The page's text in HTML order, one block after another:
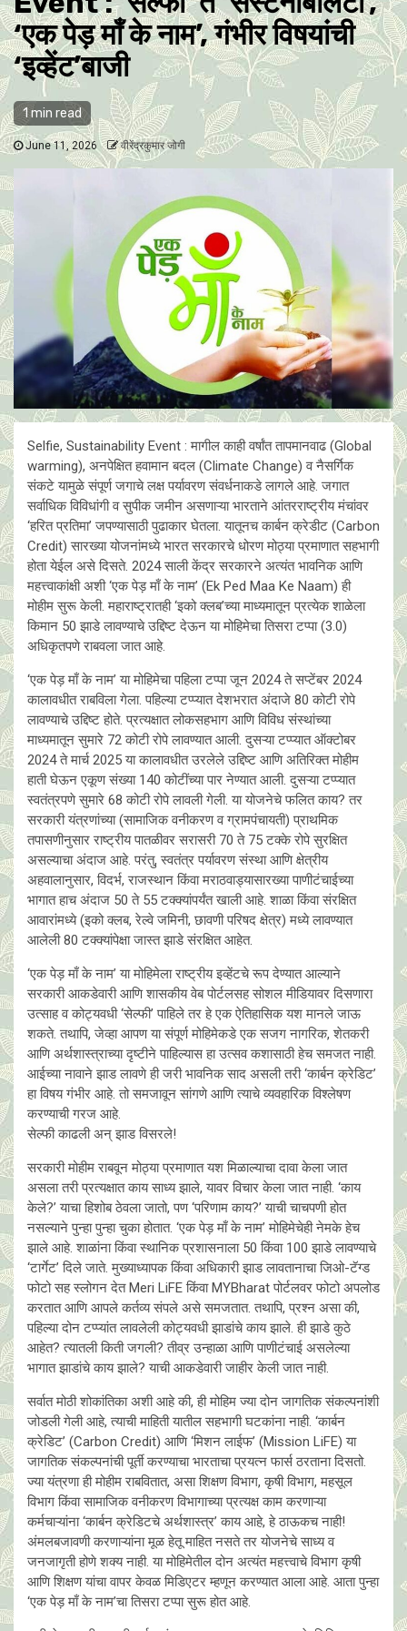
‘एक पेड़ माँ के नाम’, गंभीर विषयांची
‘इव्हेंट’बाजी
1 min read
June 11, 2026 वीरेंद्रकुमार जोगी
Selfie, Sustainability Event : मागील काही वर्षांत तापमानवाढ (Global
warming), अनपेक्षित हवामान बदल (Climate Change) व नैसर्गिक
संकटे यामुळे संपूर्ण जगाचे लक्ष पर्यावरण संवर्धनाकडे लागले आहे. जगात
सर्वाधिक विविधांगी व सुपीक जमीन असणाऱ्या भारताने आंतरराष्ट्रीय मंचांवर
‘हरित प्रतिमा’ जपण्यासाठी पुढाकार घेतला. यातूनच कार्बन क्रेडीट (Carbon
Credit) सारख्या योजनांमध्ये भारत सरकारचे धोरण मोठ्या प्रमाणात सहभागी
होता येईल असे दिसते. 2024 साली केंद्र सरकारने अत्यंत भावनिक आणि
महत्त्वाकांक्षी अशी ‘एक पेड़ माँ के नाम’ (Ek Ped Maa Ke Naam) ही
मोहीम सुरू केली. महाराष्ट्रातही ‘इको क्लब’च्या माध्यमातून प्रत्येक शाळेला
किमान 50 झाडे लावण्याचे उद्दिष्ट देऊन या मोहिमेचा तिसरा टप्पा (3.0)
अधिकृतपणे राबवला जात आहे.
‘एक पेड़ माँ के नाम’ या मोहिमेचा पहिला टप्पा जून 2024 ते सप्टेंबर 2024
कालावधीत राबविला गेला. पहिल्या टप्प्यात देशभरात अंदाजे 80 कोटी रोपे
लावण्याचे उद्दिष्ट होते. प्रत्यक्षात लोकसहभाग आणि विविध संस्थांच्या
माध्यमातून सुमारे 72 कोटी रोपे लावण्यात आली. दुसऱ्या टप्प्यात ऑक्टोबर
2024 ते मार्च 2025 या कालावधीत उरलेले उद्दिष्ट आणि अतिरिक्त मोहीम
हाती घेऊन एकूण संख्या 140 कोटींच्या पार नेण्यात आली. दुसऱ्या टप्प्यात
स्वतंत्रपणे सुमारे 68 कोटी रोपे लावली गेली. या योजनेचे फलित काय? तर
सरकारी यंत्रणांच्या (सामाजिक वनीकरण व ग्रामपंचायती) प्राथमिक
तपासणीनुसार राष्ट्रीय पातळीवर सरासरी 70 ते 75 टक्के रोपे सुरक्षित
असल्याचा अंदाज आहे. परंतु, स्वतंत्र पर्यावरण संस्था आणि क्षेत्रीय
अहवालानुसार, विदर्भ, राजस्थान किंवा मराठवाड्यासारख्या पाणीटंचाईच्या
भागात हाच अंदाज 50 ते 55 टक्क्यांपर्यंत खाली आहे. शाळा किंवा संरक्षित
आवारांमध्ये (इको क्लब, रेल्वे जमिनी, छावणी परिषद क्षेत्र) मध्ये लावण्यात
आलेली 80 टक्क्यांपेक्षा जास्त झाडे संरक्षित आहेत.
‘एक पेड़ माँ के नाम’ या मोहिमेला राष्ट्रीय इव्हेंटचे रूप देण्यात आल्याने
सरकारी आकडेवारी आणि शासकीय वेब पोर्टलसह सोशल मीडियावर दिसणारा
उत्साह व कोट्यवधी ‘सेल्फी’ पाहिले तर हे एक ऐतिहासिक यश मानले जाऊ
शकते. तथापि, जेव्हा आपण या संपूर्ण मोहिमेकडे एक सजग नागरिक, शेतकरी
आणि अर्थशास्त्राच्या दृष्टीने पाहिल्यास हा उत्सव कशासाठी हेच समजत नाही.
आईच्या नावाने झाड लावणे ही जरी भावनिक साद असली तरी ‘कार्बन क्रेडिट’
हा विषय गंभीर आहे. तो समजावून सांगणे आणि त्याचे व्यवहारिक विश्लेषण
करण्याची गरज आहे.
सेल्फी काढली अन् झाड विसरले!
सरकारी मोहीम राबवून मोठ्या प्रमाणात यश मिळाल्याचा दावा केला जात
असला तरी प्रत्यक्षात काय साध्य झाले, यावर विचार केला जात नाही. ‘काय
केले?’ याचा हिशोब ठेवला जातो, पण ‘परिणाम काय?’ याची चाचपणी होत
नसल्याने पुन्हा पुन्हा चुका होतात. ‘एक पेड़ माँ के नाम’ मोहिमेचेही नेमके हेच
झाले आहे. शाळांना किंवा स्थानिक प्रशासनाला 50 किंवा 100 झाडे लावण्याचे
‘टार्गेट’ दिले जाते. मुख्याध्यापक किंवा अधिकारी झाड लावतानाचा जिओ-टॅग्ड
फोटो सह स्लोगन देत Meri LiFE किंवा MYBharat पोर्टलवर फोटो अपलोड
करतात आणि आपले कर्तव्य संपले असे समजतात. तथापि, प्रश्न असा की,
पहिल्या दोन टप्प्यांत लावलेली कोट्यवधी झाडांचे काय झाले. ही झाडे कुठे
आहेत? त्यातली किती जगली? तीव्र उन्हाळा आणि पाणीटंचाई असलेल्या
भागात झाडांचे काय झाले? याची आकडेवारी जाहीर केली जात नाही.
सर्वात मोठी शोकांतिका अशी आहे की, ही मोहिम ज्या दोन जागतिक संकल्पनांशी
जोडली गेली आहे, त्याची माहिती यातील सहभागी घटकांना नाही. ‘कार्बन
क्रेडिट’ (Carbon Credit) आणि ‘मिशन लाईफ’ (Mission LiFE) या
जागतिक संकल्पनांची पूर्ती करण्याचा भारताचा प्रयत्न फार्स ठरताना दिसतो.
ज्या यंत्रणा ही मोहीम राबवितात, असा शिक्षण विभाग, कृषी विभाग, महसूल
विभाग किंवा सामाजिक वनीकरण विभागाच्या प्रत्यक्ष काम करणाऱ्या
कर्मचाऱ्यांना ‘कार्बन क्रेडिटचे अर्थशास्त्र’ काय आहे, हे ठाऊकच नाही!
अंमलबजावणी करणाऱ्यांना मूळ हेतू माहित नसते तर योजनेचे साध्य व
जनजागृती होणे शक्य नाही. या मोहिमेतील दोन अत्यंत महत्त्वाचे विभाग कृषी
आणि शिक्षण यांचा वापर केवळ मिडिएटर म्हणून करण्यात आला आहे. आता पुन्हा
‘एक पेड़ माँ के नाम’चा तिसरा टप्पा सुरू होत आहे.